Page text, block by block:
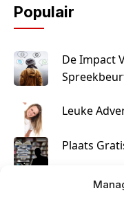
Populair
De Impact
Leuke
Plaats